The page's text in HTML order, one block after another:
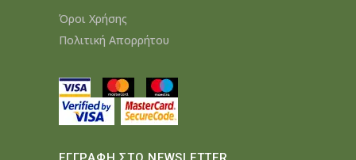
Όροι Χρήσης
Πολιτική Απορρήτου